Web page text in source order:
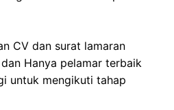
CV dan surat lamaran
Hanya pelamar terbaik
untuk mengikuti tahap